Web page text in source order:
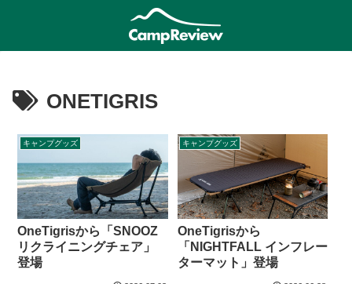
ONETIGRIS
キャンプグッズ
OneTigrisから「SNOOZ
リクライニングチェア」
登場
キャンプグッズ
OneTigrisから
「NIGHTFALL インフレー
ターマット」登場